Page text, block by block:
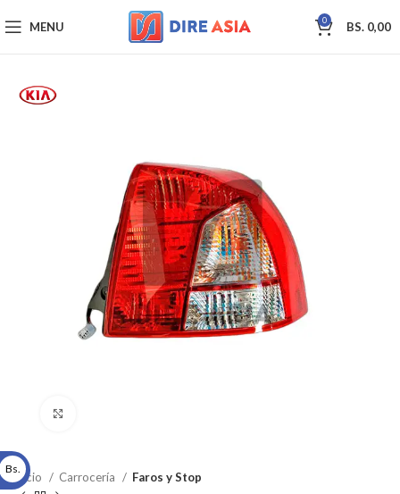
MENU 0 BS. 0,00
Inicio Carrocería Faros y Stop
Bs.